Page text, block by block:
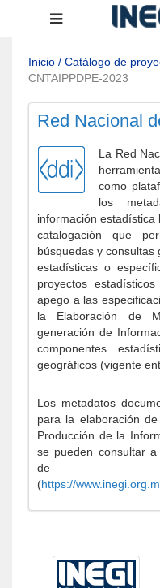
Menú
navegación
Inicio / Catálogo de
CNTAIPPDPE-2023
Red Nacional
La Red
como
los
información estadística
catalogación que
búsquedas y consultas
estadísticas o
proyectos
apego a las
la Elaboración de
generación de
componentes
geográficos (vigente
Los metadatos
para la elaboración
Producción de la
se pueden consultar
de
(https://